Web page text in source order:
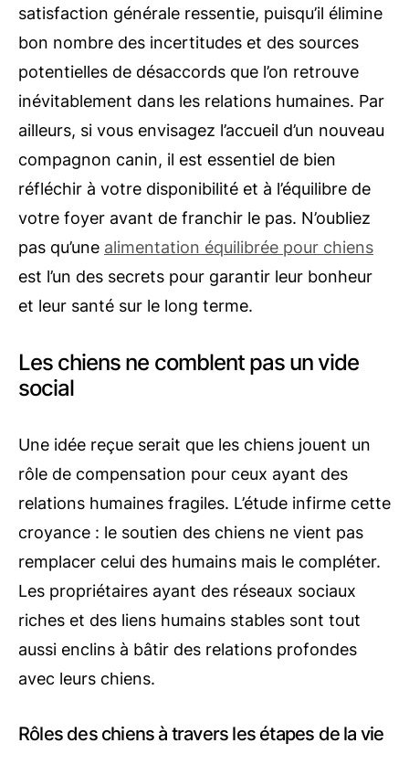
satisfaction générale ressentie, puisqu’il élimine
bon nombre des incertitudes et des sources
potentielles de désaccords que l’on retrouve
inévitablement dans les relations humaines. Par
ailleurs, si vous envisagez l’accueil d’un nouveau
compagnon canin, il est essentiel de bien
réfléchir à votre disponibilité et à l’équilibre de
votre foyer avant de franchir le pas. N’oubliez
pas qu’une alimentation équilibrée pour chiens
est l’un des secrets pour garantir leur bonheur
et leur santé sur le long terme.
Les chiens ne comblent pas un vide
social
Une idée reçue serait que les chiens jouent un
rôle de compensation pour ceux ayant des
relations humaines fragiles. L’étude infirme cette
croyance : le soutien des chiens ne vient pas
remplacer celui des humains mais le compléter.
Les propriétaires ayant des réseaux sociaux
riches et des liens humains stables sont tout
aussi enclins à bâtir des relations profondes
avec leurs chiens.
Rôles des chiens à travers les étapes de la vie